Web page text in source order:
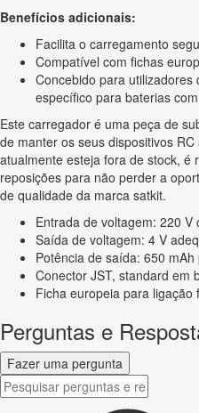
Benefícios adicionais:
Facilita o carregamento
Compatível com fichas
Concebido para
específico para baterias
Este carregador é uma peça de
de manter os seus dispositivos
atualmente esteja fora de stock, é
reposições para não perder a
de qualidade da marca satkit.
Entrada de voltagem: 220
Saída de voltagem: 4 V
Potência de saída: 650
Conector JST, standard em
Ficha europeia para ligação
Perguntas e
Fazer uma pergunta